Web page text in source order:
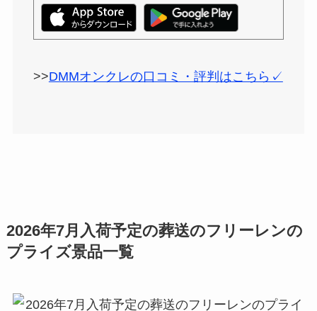
>>DMMオンクレの口コミ・評判はこちら✓
2026年7月入荷予定の葬送のフリーレンの
プライズ景品一覧